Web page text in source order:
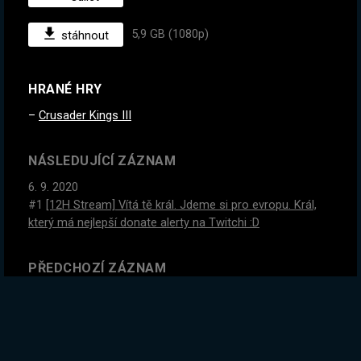
stáhnout 5,9 GB (1080p)
HRANÉ HRY
Crusader Kings III
NÁSLEDUJÍCÍ ZÁZNAM
6. 9. 2020
#1 [12H Stream] Vítá tě král. Jdeme si pro evropu. Král,
který má nejlepší donate alerty na Twitchi :D
PŘEDCHOZÍ ZÁZNAM